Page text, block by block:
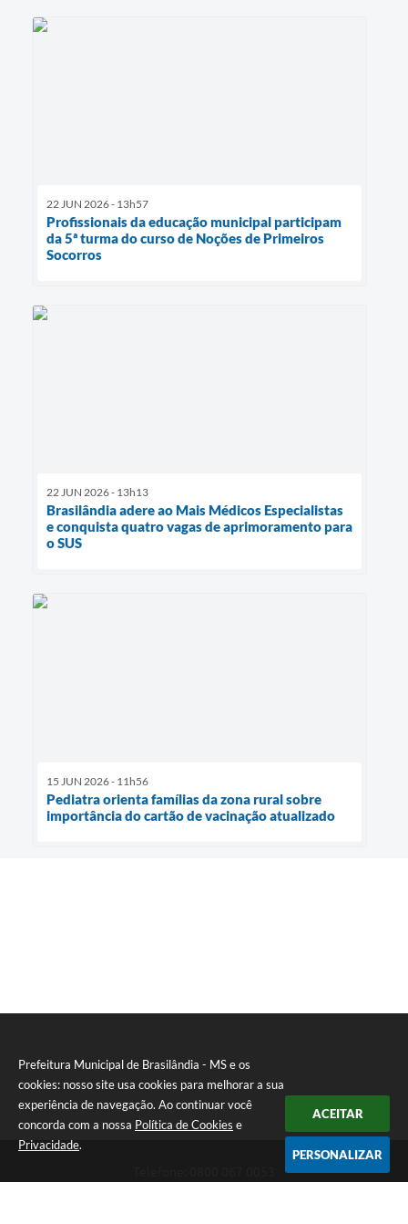
Prefeitura Municipal de Brasilândia - MS e os
cookies: nosso site usa cookies para melhorar a sua
experiência de navegação. Ao continuar você
concorda com a nossa Política de Cookies e
Privacidade.
ACEITAR
PERSONALIZAR
22 JUN 2026 - 13h57
Profissionais da educação municipal participam
da 5ª turma do curso de Noções de Primeiros
Socorros
22 JUN 2026 - 13h13
Brasilândia adere ao Mais Médicos Especialistas
e conquista quatro vagas de aprimoramento para
o SUS
15 JUN 2026 - 11h56
Pediatra orienta famílias da zona rural sobre
importância do cartão de vacinação atualizado